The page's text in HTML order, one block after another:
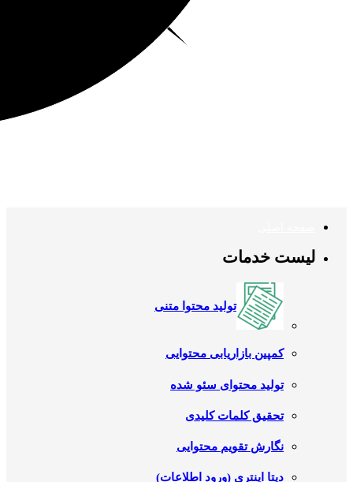
لیست خدمات
تولید محتوا متنی
کمپین بازاریابی محتوایی
تولید محتوای سئو شده
تحقیق کلمات کلیدی
نگارش تقویم محتوایی
دیتا اینتری (ورود اطلاعات)